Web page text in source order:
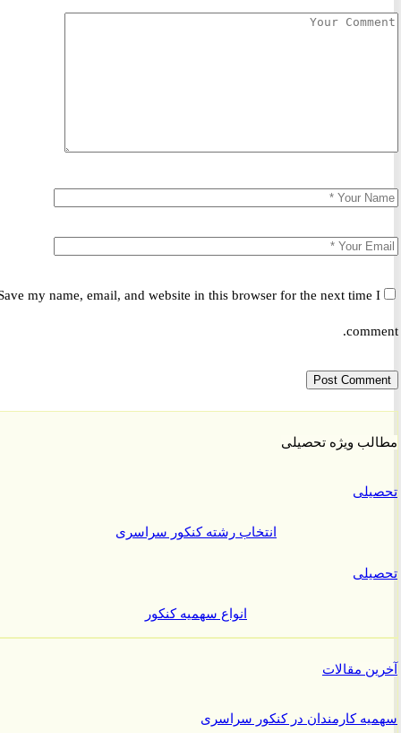
Save my name, email, and website in this browser for the next time
ویژه تحصیلی
انتخاب رشته کنکور سراسری
انواع سهمیه کنکور
مقالات
کارمندان در کنکور سراسری